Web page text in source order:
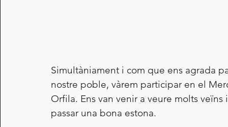
Simultàniament i com que ens agrada
nostre poble, vàrem participar en el
Orfila. Ens van venir a veure molts
passar una bona estona.